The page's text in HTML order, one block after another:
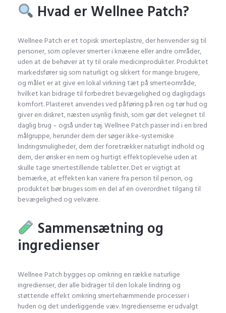
Hvad er Wellnee Patch?
Wellnee Patch er et topisk smerteplastre, der henvender sig til
personer, som oplever smerter i knæene eller andre områder,
uden at de behøver at ty til orale medicinprodukter. Produktet
markedsfører sig som naturligt og sikkert for mange brugere,
og målet er at give en lokal virkning tæt på smerteområde,
hvilket kan bidrage til forbedret bevægelighed og dagligdags
komfort. Plasteret anvendes ved påføring på ren og tør hud og
giver en diskret, næsten usynlig finish, som gør det velegnet til
daglig brug – også under tøj. Wellnee Patch passer ind i en bred
målgruppe, herunder dem der søger ikke-systemiske
lindringsmuligheder, dem der foretrækker naturligt indhold og
dem, der ønsker en nem og hurtigt effektoplevelse uden at
skulle tage smertestillende tabletter. Det er vigtigt at
bemærke, at effekten kan variere fra person til person, og
produktet bør bruges som en del af en overordnet tilgang til
bevægelighed og velvære.
Sammensætning og
ingredienser
Wellnee Patch bygges op omkring en række naturlige
ingredienser, der alle bidrager til den lokale lindring og
støttende effekt omkring smertehæmmende processer i
huden og det underliggende væv. Ingredienserne er udvalgt